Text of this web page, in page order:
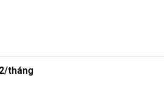
tháng